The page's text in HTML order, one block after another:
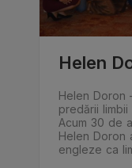
Helen
Helen Doron
predării
Acum 30 de
Helen Doron
engleze ca